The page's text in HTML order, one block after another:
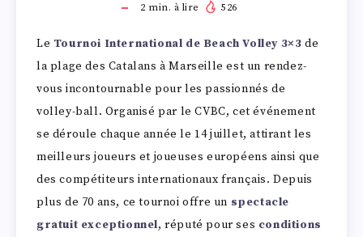
2 min. à lire 526
Le Tournoi International de Beach Volley 3×3 de
la plage des Catalans à Marseille est un rendez-
vous incontournable pour les passionnés de
volley-ball. Organisé par le CVBC, cet événement
se déroule chaque année le 14 juillet, attirant les
meilleurs joueurs et joueuses européens ainsi que
des compétiteurs internationaux français. Depuis
plus de 70 ans, ce tournoi offre un spectacle
gratuit exceptionnel, réputé pour ses conditions